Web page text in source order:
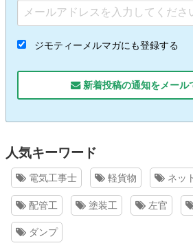
ジモティーメルマガにも登録する
新着投稿の通知をメール
人気キーワード
電気工事士 軽貨物 ネッ
配管工 塗装工 左官
ダンプ